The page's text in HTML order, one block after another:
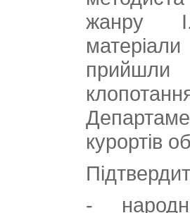
жанру
прийшли
курортів
-